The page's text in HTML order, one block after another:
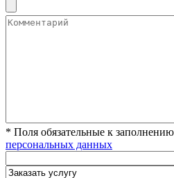
* Поля обязательные к
персональных данных